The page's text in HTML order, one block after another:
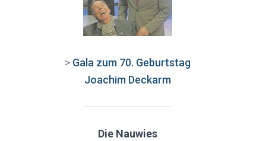
> Gala zum 70. Geburtstag
Joachim Deckarm
Die Nauwies